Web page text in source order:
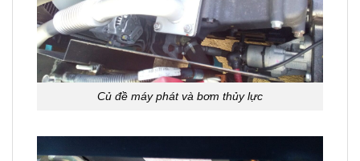
Củ đề máy phát và bơm thủy lực